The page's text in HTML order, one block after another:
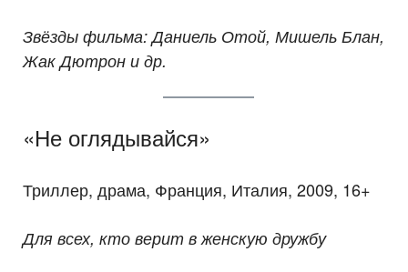
Звёзды фильма: Даниель Отой, Мишель Блан,
Жак Дютрон и др.
«Не оглядывайся»
Триллер, драма, Франция, Италия, 2009, 16+
Для всех, кто верит в женскую дружбу